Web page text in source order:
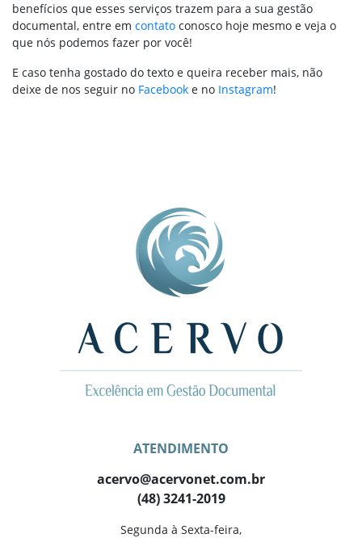
benefícios que esses serviços trazem para a sua gestão
documental, entre em contato conosco hoje mesmo e veja o
que nós podemos fazer por você!
E caso tenha gostado do texto e queira receber mais, não
deixe de nos seguir no Facebook e no Instagram!
ATENDIMENTO
acervo@acervonet.com.br
(48) 3241-2019
Segunda à Sexta-feira,